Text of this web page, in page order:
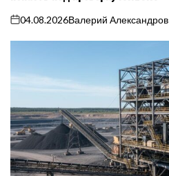
on
04.08.2026Валерий Александров